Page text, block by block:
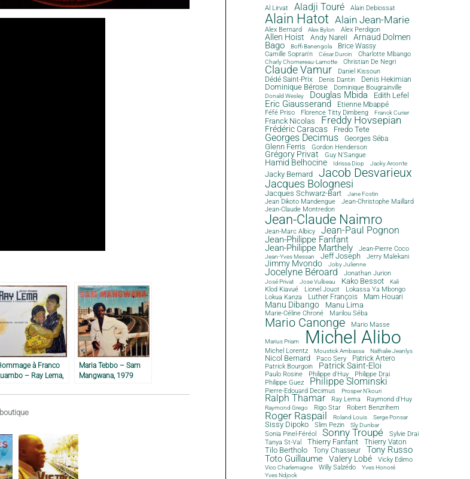
à Franco
– Ray Lema,
Maria Tebbo – Sam
Mangwana, 1979
Al Lirvat Aladji Touré Alain Debiossat
Alain Hatot Alain Jean-Marie
Alex Bernard Alex Bylon Alex Perdigon
Allen Hoist Andy Narell Arnaud Dolmen
Bago Boffi Banengola
Brice Wassy
Camille Sopran'n
César Durcin Charlotte Mbango
Charly Chomereau-Lamotte Christian De Negri
Claude Vamur Daniel Kissoun
Dédé Saint-Prix Denis Dantin Denis Hekimian
Dominique Bérose Dominique Bougrainville
Donald Wesley Douglas Mbida Edith Lefel
Eric Giausserand Etienne Mbappé
Féfé Priso Florence Titty Dimbeng Franck Curier
Franck Nicolas Freddy Hovsepian
Frédéric Caracas Fredo Tete
Georges Decimus Georges Séba
Glenn Ferris Gordon Henderson
Grégory Privat Guy N'Sangue
Hamid Belhocine Idrissa Diop Jacky Arconte
Jacky Bernard Jacob Desvarieux
Jacques Bolognesi
Jacques Schwarz-Bart Jane Fostin
Jean Dikoto Mandengue
Jean-Christophe Maillard
Jean-Claude Montredon
Jean-Claude Naimro
Jean-Marc Albicy Jean-Paul Pognon
Jean-Philippe Fanfant
Jean-Philippe Marthely Jean-Pierre Coco
Jean-Yves Messan Jeff Joseph Jerry Malekani
Jimmy Mvondo Joby Julienne
Jocelyne Béroard Jonathan Jurion
José Privat Jose Vulbeau Kako Bessot Kali
Klod Kiavué Lionel Jouot
Lokassa Ya Mbongo
Lokua Kanza
Luther François Mam Houari
Manu Dibango Manu Lima
Marie-Céline Chroné Marilou Séba
Mario Canonge Mario Masse
Marius Priam Michel Alibo
Michel Lorentz Moustick Ambassa Nathalie Jeanlys
Nicol Bernard Paco Sery
Patrick Artero
Patrick Bourgoin
Patrick Saint-Eloi
Paulo Rosine Philippe d'Huy
Philippe Drai
Philippe Guez
Philippe Slominski
Pierre-Edouard Decimus Prosper N'kouri
Ralph Thamar Ray Lema Raymond d'Huy
Raymond Grego Rigo Star Robert Benzrihem
Roger Raspail Roland Louis Serge Ponsar
Sissy Dipoko Slim Pezin Sly Dunbar
Sonia Pinel-Féréol Sonny Troupé Sylvie Drai
Tanya St-Val Thierry Fanfant Thierry Vaton
Tilo Bertholo Tony Chasseur
Tony Russo
Toto Guillaume
Valery Lobé Vicky Edimo
Vico Charlemagne Willy Salzédo
Yves Honoré
Yves Ndjock